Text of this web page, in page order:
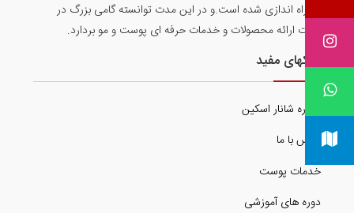
مو راه اندازی شده است.و در این مدت توانسته گامی بزرگ در
جهت ارائه محصولات و خدمات حرفه ای پوست و مو بردارد.
لینکهای مفید
درباره شانار اسکین
تماس با ما
خدمات پوست
دوره های آموزشی